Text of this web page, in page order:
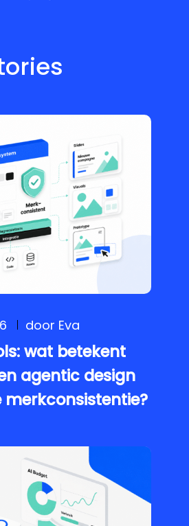
door Eva
wat betekent
agentic design
merkconsistentie?